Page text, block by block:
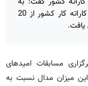
دنبال برپایی مسابقات المپیاد ایرانیان، مدالهای زنان کاراته کار کشور از 20
مسابقات امیدهای
این میزان مدال نسبت به